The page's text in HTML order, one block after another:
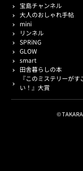
宝島チャンネル
大人のおしゃれ手帖
mini
リンネル
SPRiNG
GLOW
smart
田舎暮らしの本
『このミステリーがす
い！』大賞
©